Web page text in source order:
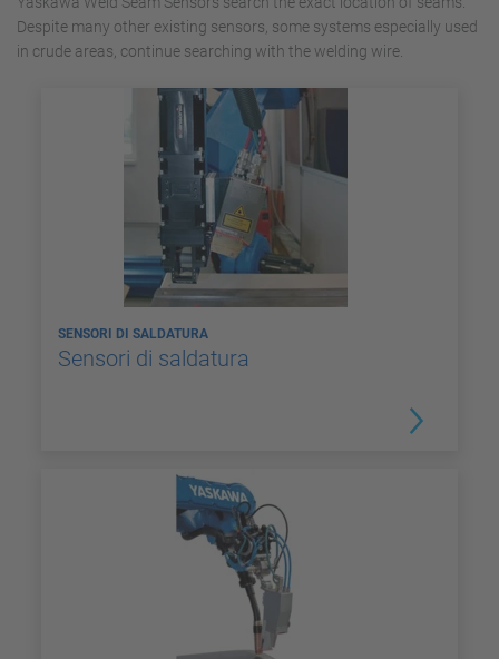
Despite many other existing sensors, some systems especially used
in crude areas, continue searching with the welding wire.
SENSORI DI SALDATURA
Sensori di saldatura